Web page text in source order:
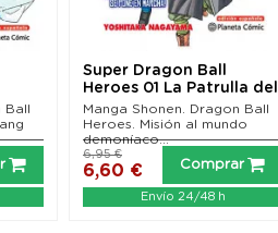
Ball
Super Dragon Ball
Heroes 01 La Patrulla del
Tiempo se pone en...
Manga Shonen. Dragon Ball
Heroes. Misión al mundo
demoníaco...
6,60 €
6,95 €
Comprar
Envío 24/48 h